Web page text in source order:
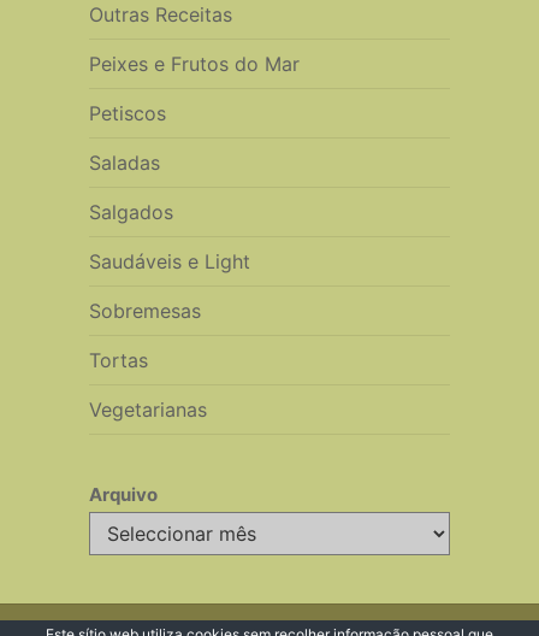
Outras Receitas
Peixes e Frutos do Mar
Petiscos
Saladas
Salgados
Saudáveis e Light
Sobremesas
Tortas
Vegetarianas
Arquivo
Arquivo